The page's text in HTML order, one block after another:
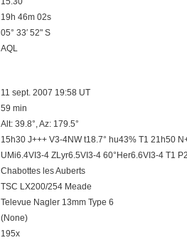
19h 46m 02s
05° 33′ 52" S
AQL
11 sept. 2007 19:58 UT
59 min
Alt: 39.8°, Az: 179.5°
15h30 J+++ V3-4NW t18.7° hu43% T1 21h50
UMi6.4VI3-4 ZLyr6.5VI3-4 60°Her6.6VI3-4 T1
Chabottes les Auberts
TSC LX200/254 Meade
Televue Nagler 13mm Type 6
(None)
195x